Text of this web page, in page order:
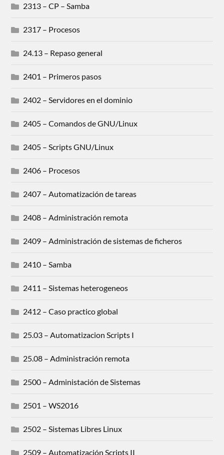
2313 – CP – Samba
2317 – Procesos
24.13 – Repaso general
2401 – Primeros pasos
2402 – Servidores en el dominio
2405 – Comandos de GNU/Linux
2405 – Scripts GNU/Linux
2406 – Procesos
2407 – Automatización de tareas
2408 – Administración remota
2409 – Administración de sistemas de ficheros
2410 – Samba
2411 – Sistemas heterogeneos
2412 – Caso practico global
25.03 – Automatizacion Scripts I
25.08 – Administración remota
2500 – Administación de Sistemas
2501 – WS2016
2502 – Sistemas Libres Linux
2509 – Automatización Scripts II